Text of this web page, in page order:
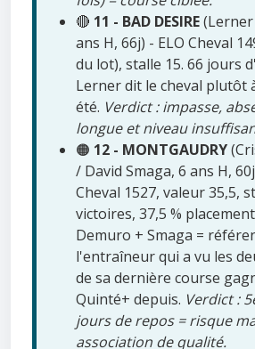
🔴 11 - BAD DESIRE
ans H, 66j) - ELO Cheval
du lot), stalle 15. 66 jours
Lerner dit le cheval plutôt
été. Verdict : impasse,
longue et niveau
🟠 12 - MONTGAUDRY
/ David Smaga, 6 ans H,
Cheval 1527, valeur 35,5,
victoires, 37,5 %
Demuro + Smaga =
l'entraîneur qui a vu les
de sa dernière course
Quinté+ depuis. Verdict :
jours de repos = risque
association de qualité.